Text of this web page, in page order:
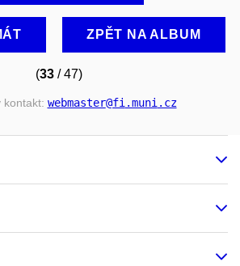
ZPĚT NA ALBUM
(33 / 47)
kontakt: webmaster@fi.muni.cz